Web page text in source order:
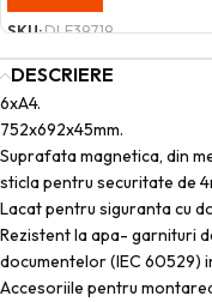
SKU:DLE39719
DESCRIERE
6xA4.
752x692x45mm.
Suprafata magnetica, din
sticla pentru securitate de
Lacat pentru siguranta cu
Rezistent la apa- garnituri
documentelor (IEC 60529)
Accesoriile pentru